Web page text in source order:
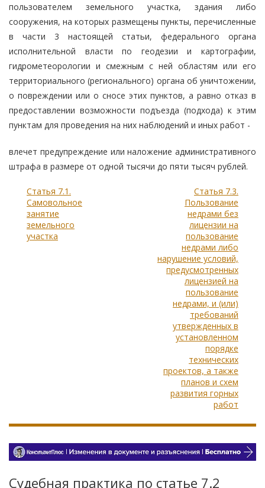
пользователем земельного участка, здания либо
сооружения, на которых размещены пункты, перечисленные
в части 3 настоящей статьи, федерального органа
исполнительной власти по геодезии и картографии,
гидрометеорологии и смежным с ней областям или его
территориального (регионального) органа об уничтожении,
о повреждении или о сносе этих пунктов, а равно отказ в
предоставлении возможности подъезда (подхода) к этим
пунктам для проведения на них наблюдений и иных работ -
влечет предупреждение или наложение административного
штрафа в размере от одной тысячи до пяти тысяч рублей.
Статья 7.1.
Самовольное
занятие
земельного
участка
Статья 7.3.
Пользование
недрами без
лицензии на
пользование
недрами либо
нарушение условий,
предусмотренных
лицензией на
пользование
недрами, и (или)
требований
утвержденных в
установленном
порядке
технических
проектов, а также
планов и схем
развития горных
работ
Судебная практика по статье 7.2